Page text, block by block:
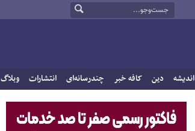
اندیشه دین کافه خبر چندرسانه‌ای انتشارات وبلاگ